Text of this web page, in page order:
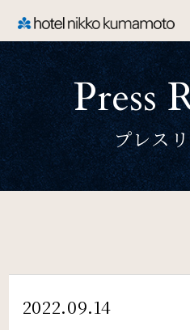
TOP
Welcome
Rooms
ご宿泊
Press
プレス
2022.09.14